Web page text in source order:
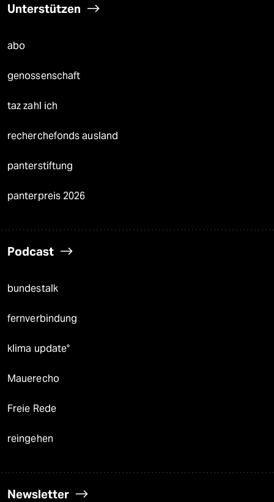
Unterstützen
abo
genossenschaft
taz zahl ich
recherchefonds ausland
panterstiftung
panterpreis 2026
Podcast
bundestalk
fernverbindung
klima update°
Mauerecho
Freie Rede
reingehen
Newsletter